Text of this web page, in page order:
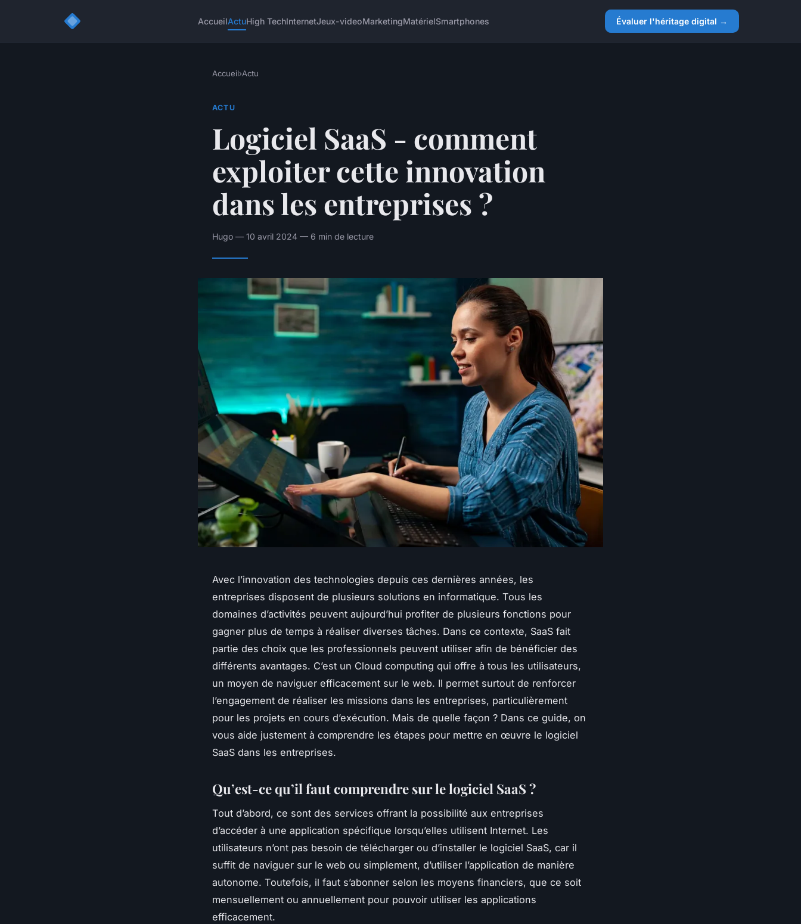
AccueilActuHigh TechInternetJeux-videoMarketingMatérielSmartphones Évaluer l'héritage digital →
Accueil›Actu
ACTU
Logiciel SaaS - comment
exploiter cette innovation
dans les entreprises ?
Hugo — 10 avril 2024 — 6 min de lecture
Avec l’innovation des technologies depuis ces dernières années, les
entreprises disposent de plusieurs solutions en informatique. Tous les
domaines d’activités peuvent aujourd’hui profiter de plusieurs fonctions pour
gagner plus de temps à réaliser diverses tâches. Dans ce contexte, SaaS fait
partie des choix que les professionnels peuvent utiliser afin de bénéficier des
différents avantages. C’est un Cloud computing qui offre à tous les utilisateurs,
un moyen de naviguer efficacement sur le web. Il permet surtout de renforcer
l’engagement de réaliser les missions dans les entreprises, particulièrement
pour les projets en cours d’exécution. Mais de quelle façon ? Dans ce guide, on
vous aide justement à comprendre les étapes pour mettre en œuvre le logiciel
SaaS dans les entreprises.
Qu’est-ce qu’il faut comprendre sur le logiciel SaaS ?
Tout d’abord, ce sont des services offrant la possibilité aux entreprises
d’accéder à une application spécifique lorsqu’elles utilisent Internet. Les
utilisateurs n’ont pas besoin de télécharger ou d’installer le logiciel SaaS, car il
suffit de naviguer sur le web ou simplement, d’utiliser l’application de manière
autonome. Toutefois, il faut s’abonner selon les moyens financiers, que ce soit
mensuellement ou annuellement pour pouvoir utiliser les applications
efficacement.